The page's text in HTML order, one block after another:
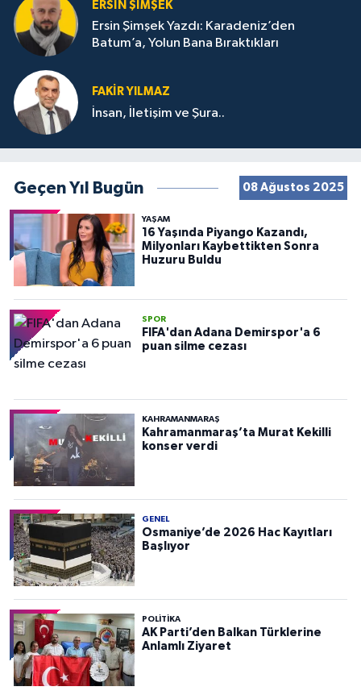
ERSIN ŞIMŞEK
Ersin Şimşek Yazdı: Karadeniz’den
Batum’a, Yolun Bana Bıraktıkları
FAKIR YILMAZ
İnsan, İletişim ve Şura..
Geçen Yıl Bugün 08 Ağustos 2025
YAŞAM
16 Yaşında Piyango Kazandı,
Milyonları Kaybettikten Sonra
Huzuru Buldu
SPOR
FIFA'dan Adana Demirspor'a 6
puan silme cezası
KAHRAMANMARAŞ
Kahramanmaraş’ta Murat Kekilli
konser verdi
GENEL
Osmaniye’de 2026 Hac Kayıtları
Başlıyor
POLITIKA
AK Parti’den Balkan Türklerine
Anlamlı Ziyaret